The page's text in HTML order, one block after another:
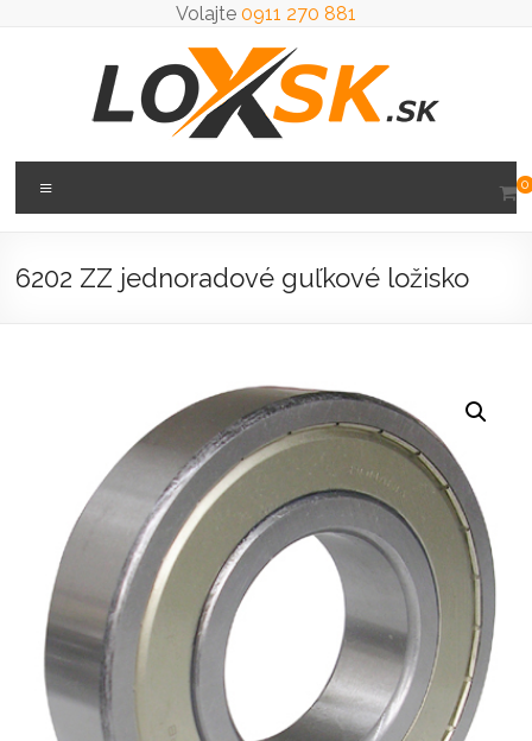
Volajte 0911 270 881
Loxsk
predaj
0
6202 ZZ jednoradové guľkové ložisko